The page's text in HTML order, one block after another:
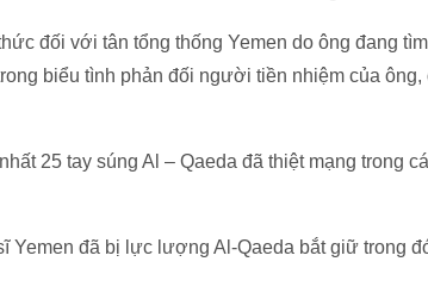
đối với tân tổng thống Yemen do ông đang
biểu tình phản đối người tiền nhiệm của ông,
25 tay súng Al – Qaeda đã thiệt mạng trong
Yemen đã bị lực lượng Al-Qaeda bắt giữ trong